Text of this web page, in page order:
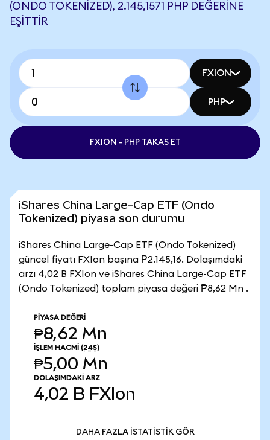
(ONDO TOKENIZED), 2.145,1571 PHP DEĞERINE
EŞITTIR
FXION
PHP
FXION - PHP TAKAS ET
iShares China Large-Cap ETF (Ondo
Tokenized) piyasa son durumu
iShares China Large-Cap ETF (Ondo Tokenized)
güncel fiyatı FXIon başına ₱2.145,16. Dolaşımdaki
arzı 4,02 B FXIon ve iShares China Large-Cap ETF
(Ondo Tokenized) toplam piyasa değeri ₱8,62 Mn .
PIYASA DEĞERI
₱8,62 Mn
İŞLEM HACMI (24S)
₱5,00 Mn
DOLAŞIMDAKI ARZ
4,02 B FXIon
DAHA FAZLA İSTATİSTİK GÖR